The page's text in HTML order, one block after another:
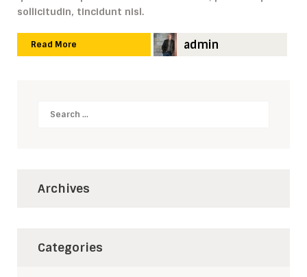
sollicitudin, tincidunt nisl.
Read More admin
Archives
Categories